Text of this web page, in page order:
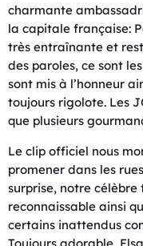
charmante
la capitale française:
très entraînante et
des paroles, ce sont
sont mis à l’honneur
toujours rigolote. Les
que plusieurs
Le clip officiel nous
promener dans les
surprise, notre
reconnaissable ainsi
certains inattendus